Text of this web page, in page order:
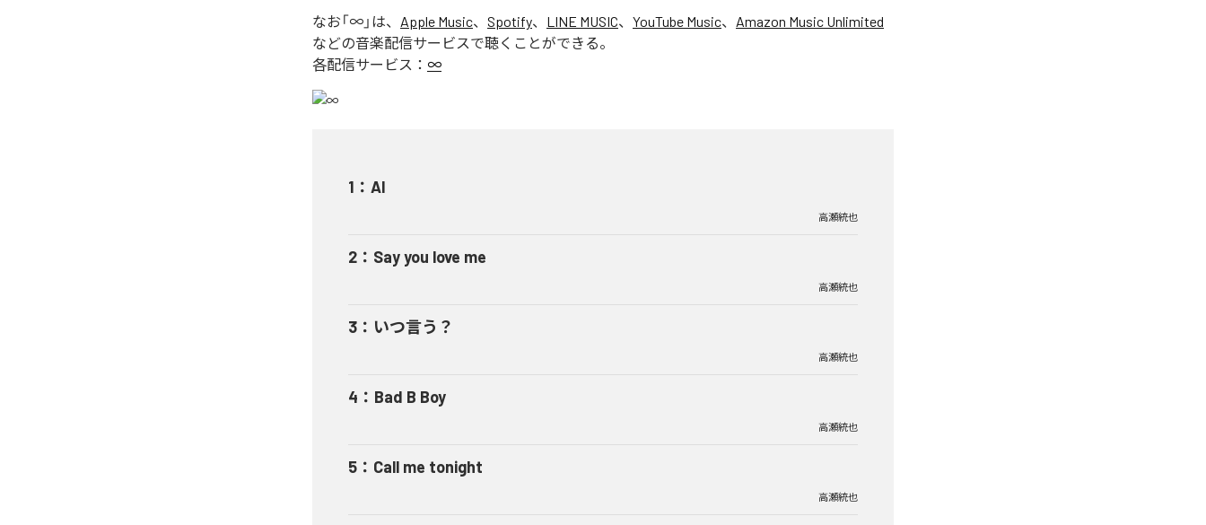
なお「∞ 」は、 Apple Music、 Spotify、 LINE MUSIC、 YouTube Music、 Amazon Music Unlimited
などの音楽配信サービスで聴くことができる。
各配信サービス： ∞
1 ： AI
高瀬統也
2 ： Say you love me
高瀬統也
3 ： いつ言う？
高瀬統也
4 ： Bad B Boy
高瀬統也
5 ： Call me tonight
高瀬統也